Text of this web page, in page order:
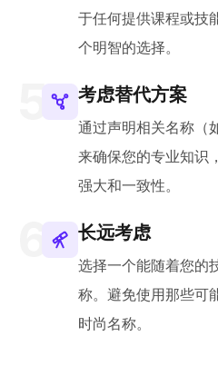
于任何提供课程或技
个明智的选择。
考虑替代方案
通过声明相关名称（
来确保您的专业知识
强大和一致性。
长远考虑
选择一个能随着您的
称。避免使用那些可
时尚名称。